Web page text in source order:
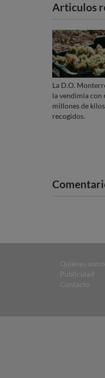
Articulos
La D.O.
la vendimia con
millones de
recogidos.
Quiénes
Publicidad
Contacto